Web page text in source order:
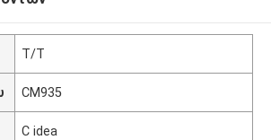
Τ/Τ
CM935
C idea